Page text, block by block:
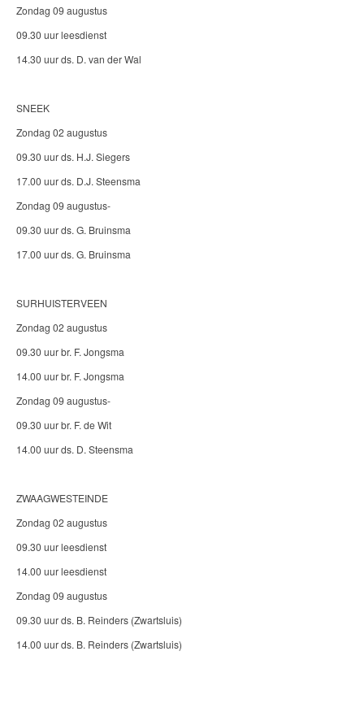
Zondag 09 augustus
09.30 uur leesdienst
14.30 uur ds. D. van der Wal
SNEEK
Zondag 02 augustus
09.30 uur ds. H.J. Siegers
17.00 uur ds. D.J. Steensma
Zondag 09 augustus-
09.30 uur ds. G. Bruinsma
17.00 uur ds. G. Bruinsma
SURHUISTERVEEN
Zondag 02 augustus
09.30 uur br. F. Jongsma
14.00 uur br. F. Jongsma
Zondag 09 augustus-
09.30 uur br. F. de Wit
14.00 uur ds. D. Steensma
ZWAAGWESTEINDE
Zondag 02 augustus
09.30 uur leesdienst
14.00 uur leesdienst
Zondag 09 augustus
09.30 uur ds. B. Reinders (Zwartsluis)
14.00 uur ds. B. Reinders (Zwartsluis)